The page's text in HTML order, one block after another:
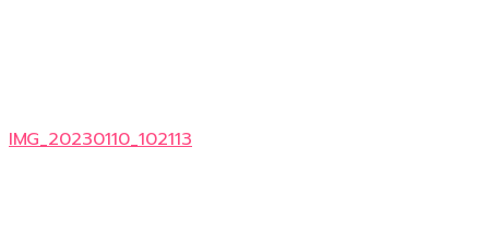
IMG_20230110_102113